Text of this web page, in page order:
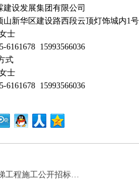
设发展集团有限公司
山新华区建设路西段云顶灯饰城内1
士
6161678
15993566036
式
士
6161678 15993566036
工程施工公开招标…